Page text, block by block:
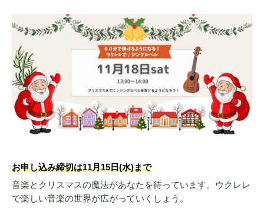
お申し込み締切は11月15日(水)まで
音楽とクリスマスの魔法があなたを待っています。ウクレレ
で楽しい音楽の世界が広がっていくしょう。